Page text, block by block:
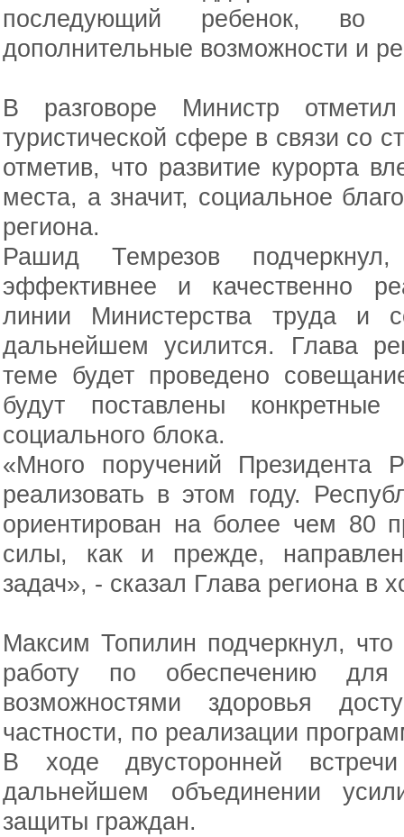
последующий ребенок, во
дополнительные возможности и
В разговоре Министр
туристической сфере в связи со
отметив, что развитие курорта
места, а значит, социальное
региона.
Рашид Темрезов
эффективнее и качественно
линии Министерства труда и
дальнейшем усилится. Глава
теме будет проведено
будут поставлены
социального блока.
«Много поручений
реализовать в этом году.
ориентирован на более чем 80
силы, как и прежде,
задач», - сказал Глава региона в
Максим Топилин подчеркнул,
работу по обеспечению
возможностями здоровья
частности, по реализации
В ходе двусторонней
дальнейшем объединении
защиты граждан.